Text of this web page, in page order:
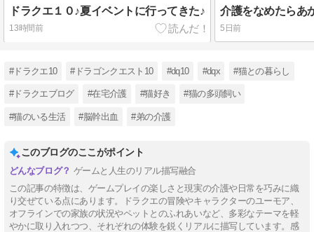
ドラクエ１０♪夏イベントに行ってきた♪
13時間前 5日前
#ドラクエ10 #ドラゴンクエスト10 #dq10 #dqx #猫との暮らし
#ドラクエブログ #在宅介護 #猫好き #猫の多頭飼い
#猫のいる生活 #脳幹出血 #弟の介護
このブログのここがポイント
ゲームと人生のリアル描写融合
この記事の特徴は、ゲームプレイの楽しさと現実の介護や日常を巧みに織
り交ぜている点にあります。ドラクエの冒険やキャラクターのユーモア、
オフラインでの家族の状況やペットとのふれあいなど、多彩なテーマを軽
やかに取り入れつつ、それぞれの体験を鋭くリアルに描写しています。感